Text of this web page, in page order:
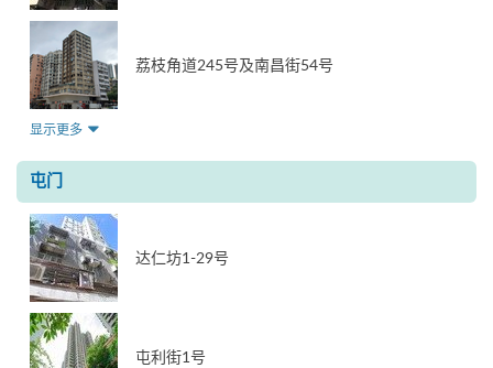
荔枝角道245号及南昌街54号
显示更多
屯门
达仁坊1-29号
屯利街1号